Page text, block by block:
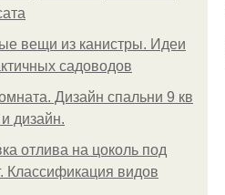
вещи из канистры. Идеи
садоводов
Дизайн спальни 9 кв
дизайн.
отлива на цоколь под
Классификация видов